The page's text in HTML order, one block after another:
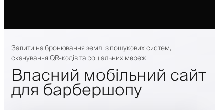
Запити на бронювання землі з пошукових систем,
сканування QR-кодів та соціальних мереж
Власний мобільний сайт
для барбершопу